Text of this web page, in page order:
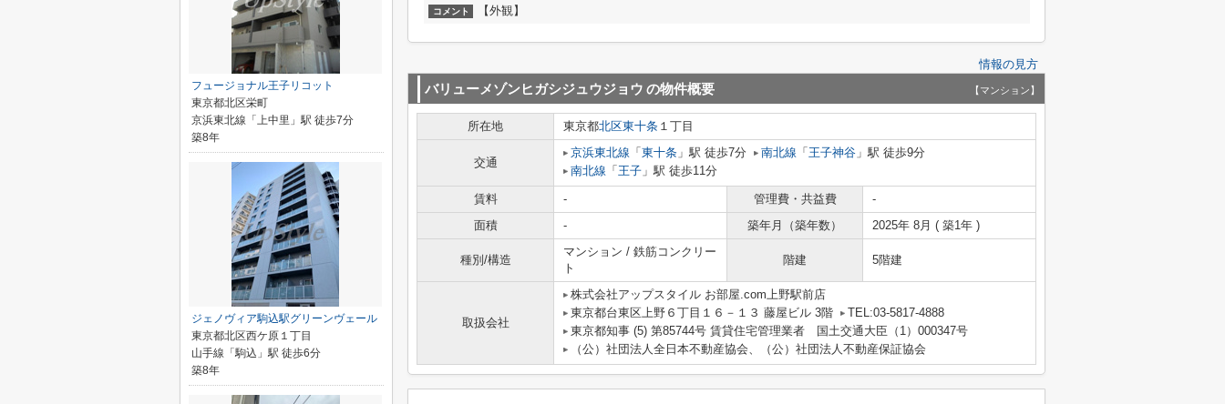
コメント 【外観】
情報の見方
バリューメゾンヒガシジュウジョウ の物件概要 【マンション】
所在地 東京都北区東十条 １丁目
交通
京浜東北線 「 東十条 」駅 徒歩7分 南北線 「 王子神谷 」駅 徒歩9分
南北線 「 王子 」駅 徒歩11分
賃料 - 管理費・共益費
-
面積
- 築年月（築年数） 2025年 8月 ( 築1年 )
種別/構造
マンション / 鉄筋コンクリー
ト
階建 5階建
取扱会社
株式会社アップスタイル お部屋.com上野駅前店
東京都台東区上野６丁目１６－１３ 藤屋ビル 3階
TEL:03-5817-4888
東京都知事 (5) 第85744号 賃貸住宅管理業者 国土交通大臣（1）000347号
（公）社団法人全日本不動産協会、（公）社団法人不動産保証協会
フュージョナル王子リコット
東京都北区栄町
京浜東北線「上中里」駅 徒歩7分
築8年
ジェノヴィア駒込駅グリーンヴェール
東京都北区西ケ原１丁目
山手線「駒込」駅 徒歩6分
築8年